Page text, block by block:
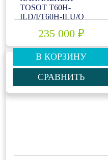
TOSOT T60H-
ILD/I/T60H-ILU/O
235 000 ₽
В КОРЗИНУ
СРАВНИТЬ